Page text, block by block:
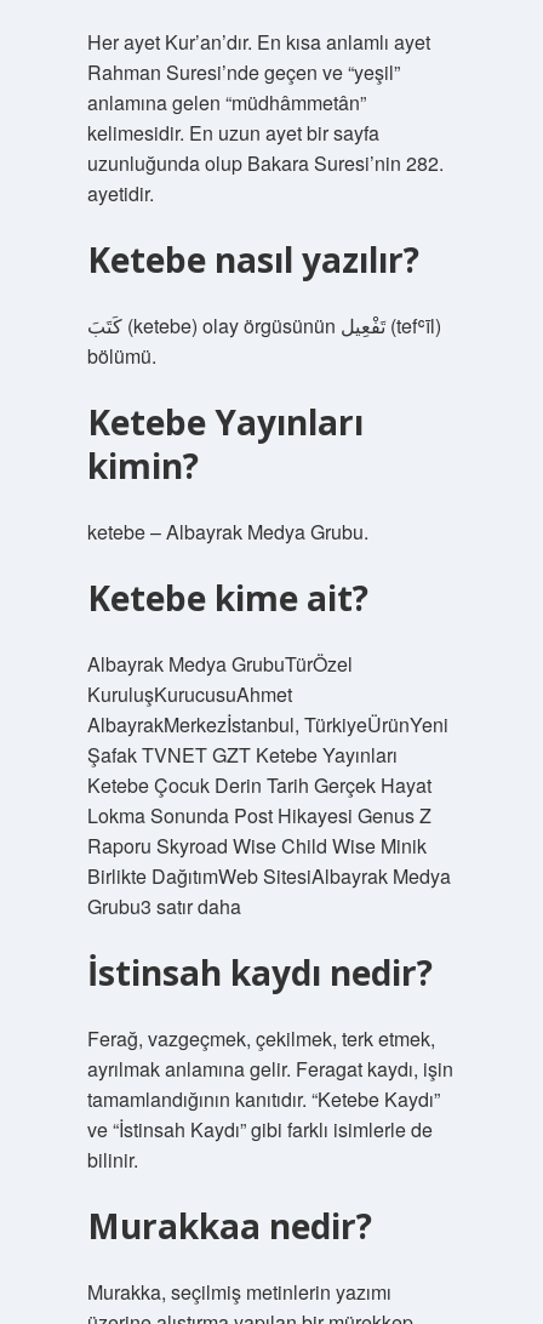
Her ayet Kur’an’dır. En kısa anlamlı ayet
Rahman Suresi’nde geçen ve “yeşil”
anlamına gelen “müdhâmmetân”
kelimesidir. En uzun ayet bir sayfa
uzunluğunda olup Bakara Suresi’nin 282.
ayetidir.
Ketebe nasıl yazılır?
كَتَبَ‎ (ketebe) olay örgüsünün تَفْعِيل‎ (tefʿīl)
bölümü.
Ketebe Yayınları
kimin?
ketebe – Albayrak Medya Grubu.
Ketebe kime ait?
Albayrak Medya GrubuTürÖzel
KuruluşKurucusuAhmet
AlbayrakMerkezİstanbul, TürkiyeÜrünYeni
Şafak TVNET GZT Ketebe Yayınları
Ketebe Çocuk Derin Tarih Gerçek Hayat
Lokma Sonunda Post Hikayesi Genus Z
Raporu Skyroad Wise Child Wise Minik
Birlikte DağıtımWeb SitesiAlbayrak Medya
Grubu3 satır daha
İstinsah kaydı nedir?
Ferağ, vazgeçmek, çekilmek, terk etmek,
ayrılmak anlamına gelir. Feragat kaydı, işin
tamamlandığının kanıtıdır. “Ketebe Kaydı”
ve “İstinsah Kaydı” gibi farklı isimlerle de
bilinir.
Murakkaa nedir?
Murakka, seçilmiş metinlerin yazımı